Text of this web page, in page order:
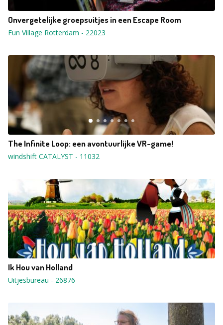
Onvergetelijke groepsuitjes in een Escape Room
Fun Village Rotterdam - 22023
The Infinite Loop: een avontuurlijke VR-game!
windshift CATALYST - 11032
Ik Hou van Holland
Uitjesbureau - 26876